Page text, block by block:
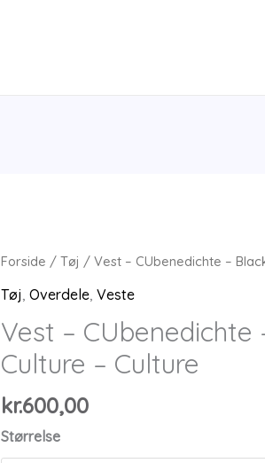
Forside /Tøj / Vest – CUbenedichte –
Tøj ,Overdele ,Veste
Vest – CUbenedichte
Culture – Culture
kr.600,00
Størrelse